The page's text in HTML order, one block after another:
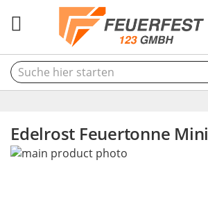
Edelrost Feuertonne Mini
Skip